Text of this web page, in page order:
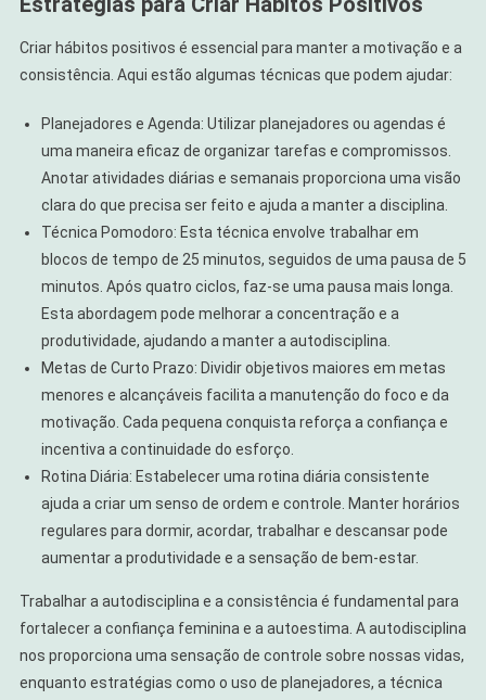
Criar hábitos positivos é essencial para manter a motivação e a
consistência. Aqui estão algumas técnicas que podem ajudar:
Planejadores e Agenda: Utilizar planejadores ou agendas é
uma maneira eficaz de organizar tarefas e compromissos.
Anotar atividades diárias e semanais proporciona uma visão
clara do que precisa ser feito e ajuda a manter a disciplina.
Técnica Pomodoro: Esta técnica envolve trabalhar em
blocos de tempo de 25 minutos, seguidos de uma pausa de 5
minutos. Após quatro ciclos, faz-se uma pausa mais longa.
Esta abordagem pode melhorar a concentração e a
produtividade, ajudando a manter a autodisciplina.
Metas de Curto Prazo: Dividir objetivos maiores em metas
menores e alcançáveis facilita a manutenção do foco e da
motivação. Cada pequena conquista reforça a confiança e
incentiva a continuidade do esforço.
Rotina Diária: Estabelecer uma rotina diária consistente
ajuda a criar um senso de ordem e controle. Manter horários
regulares para dormir, acordar, trabalhar e descansar pode
aumentar a produtividade e a sensação de bem-estar.
Trabalhar a autodisciplina e a consistência é fundamental para
fortalecer a confiança feminina e a autoestima. A autodisciplina
nos proporciona uma sensação de controle sobre nossas vidas,
enquanto estratégias como o uso de planejadores, a técnica